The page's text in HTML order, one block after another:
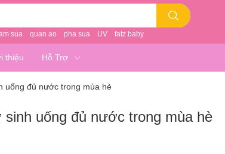
sua quan ao pha sua UV fatz baby
thiệu Hỗ Trợ
uống đủ nước trong mùa hè
uống đủ nước trong mùa hè